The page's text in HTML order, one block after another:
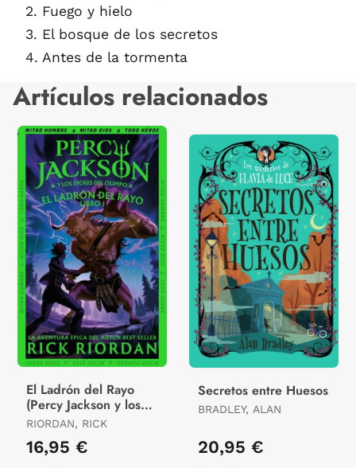
2. Fuego y hielo
3. El bosque de los secretos
4. Antes de la tormenta
Artículos relacionados
El Ladrón del Rayo
(Percy Jackson y los
Dioses del Olimpo 1)
RIORDAN, RICK
16,95 €
Secretos entre Huesos
BRADLEY, ALAN
20,95 €